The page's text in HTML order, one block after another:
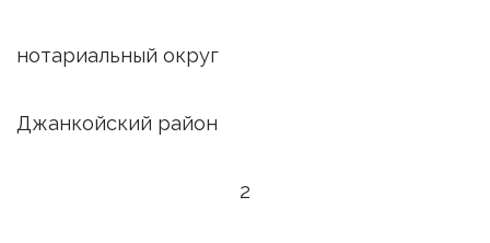
нотариальный округ
Джанкойский район
2